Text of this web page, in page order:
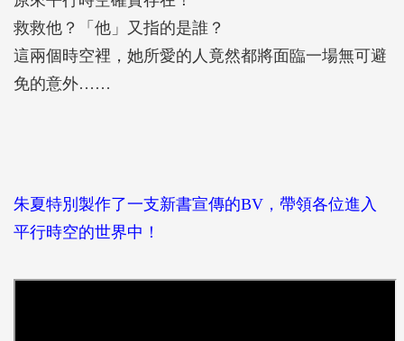
救救他？「他」又指的是誰？
這兩個時空裡，她所愛的人竟然都將面臨一場無可避
免的意外……
朱夏特別製作了一支新書宣傳的BV，帶領各位進入
平行時空的世界中！